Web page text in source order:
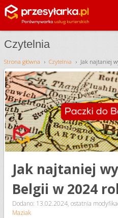
Czytelnia
Strona główna Czytelnia Jak najtaniej
Jak najtaniej
Belgii w 2024
Dodano: 13.02.2024, ostatnia
Maziak